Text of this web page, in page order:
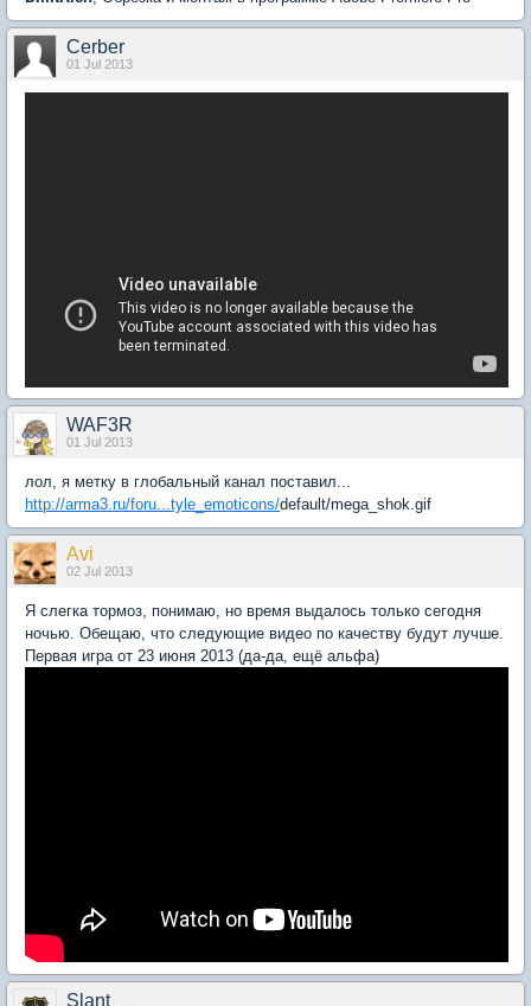
Cerber
01 Jul 2013
WAF3R
01 Jul 2013
лол, я метку в глобальный канал поставил...
http://arma3.ru/foru...tyle_emoticons/default/mega_shok.gif
Avi
02 Jul 2013
Я слегка тормоз, понимаю, но время выдалось только сегодня
ночью. Обещаю, что следующие видео по качеству будут лучше.
Первая игра от 23 июня 2013 (да-да, ещё альфа)
Slant